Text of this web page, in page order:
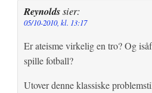
Reynoldssier:
05/10-2010, kl. 13:17
Er ateisme virkelig en tro? Og
spille fotball?
Utover denne klassiske